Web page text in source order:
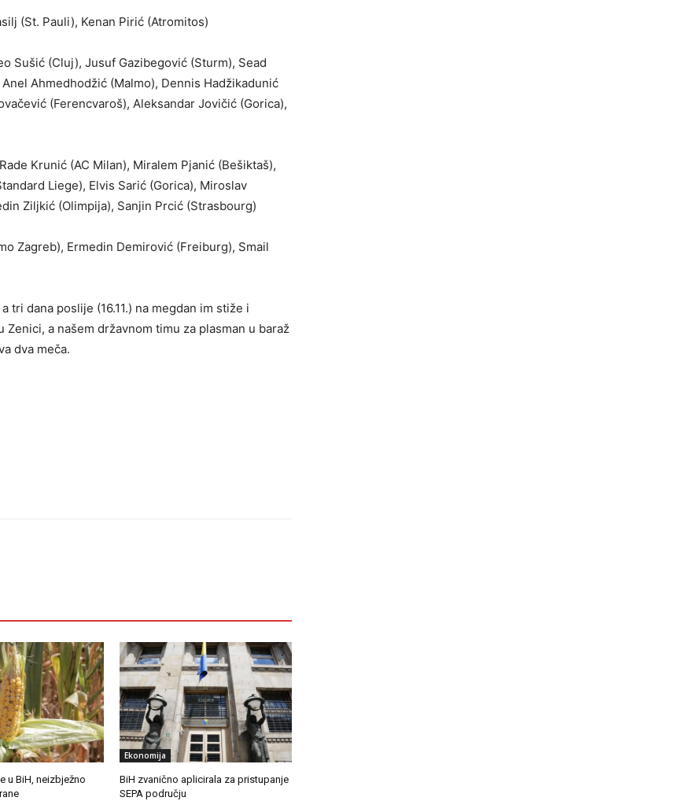
(St. Pauli), Kenan Pirić (Atromitos)
Sušić (Cluj), Jusuf Gazibegović (Sturm), Sead
Ahmedhodžić (Malmo), Dennis Hadžikadunić
(Ferencvaroš), Aleksandar Jovičić (Gorica),
Krunić (AC Milan), Miralem Pjanić (Bešiktaš),
Liege), Elvis Sarić (Gorica), Miroslav
Ziljkić (Olimpija), Sanjin Prcić (Strasbourg)
Zagreb), Ermedin Demirović (Freiburg), Smail
tri dana poslije (16.11.) na megdan im stiže i
a našem državnom timu za plasman u baraž
dva meča.
u BiH, neizbježno
Ekonomija
BiH zvanično aplicirala za pristupanje
SEPA području